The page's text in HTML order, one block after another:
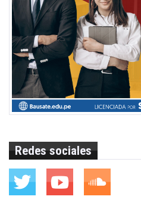
Redes sociales